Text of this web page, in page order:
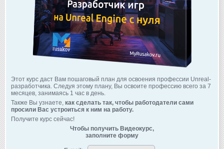
Этот курс даст Вам пошаговый план для освоения профессии Unreal-
разработчика. Следуя этому плану, Вы освоите профессию всего за 7
месяцев, занимаясь 1 час в день.
Также Вы узнаете, как сделать так, чтобы работодатели сами
просили Вас устроиться к ним на работу.
Получите курс сейчас!
Чтобы получить Видеокурс,
заполните форму